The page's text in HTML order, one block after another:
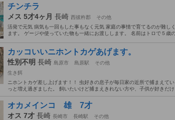
チンチラ
メス 5才4ヶ月 長崎 西彼杵郡
その他
活発で元気 病気も一回もした事もなく元気 家庭の事情で育てるのが難し
ます。 ゲージや使っていた物も一緒にお渡しします。 名前はトロで５歳
カッコいいニホントカゲあげます。
性別不明 長崎 島原市 島原駅
その他
生き餌
ニホントカゲ差し上げます！！ 虫好きの息子が毎日家の近所で捕まえて
っと増え過ぎました。 飼いたいけど捕まえきれない方や、子供が好きだ
オカメインコ 雄 7才
オス 7才 長崎 長崎市 長崎駅
その他